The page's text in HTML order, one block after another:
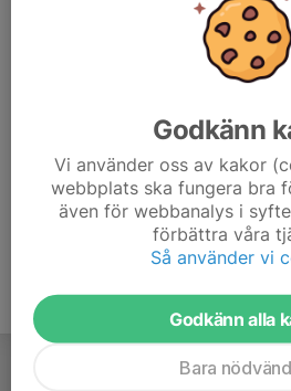
Godkänn
Vi använder oss av kakor
webbplats ska fungera bra
även för webbanalys i
förbättra våra
Så använder vi
Godkänn alla
Bara